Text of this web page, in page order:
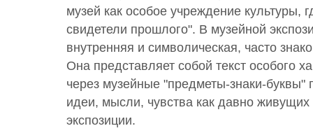
музей как особое учреждение культуры,
свидетели прошлого". В музейной
внутренняя и символическая, часто
Она представляет собой текст особого
через музейные "предметы-знаки-
идеи, мысли, чувства как давно
экспозиции.